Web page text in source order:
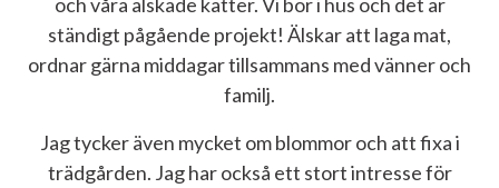
ständigt pågående projekt! Älskar att laga mat,
ordnar gärna middagar tillsammans med vänner och
familj.
Jag tycker även mycket om blommor och att fixa i
trädgården. Jag har också ett stort intresse för